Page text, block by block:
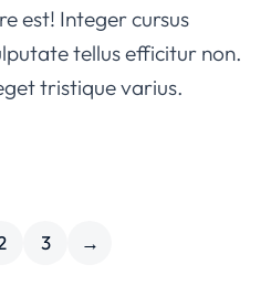
est! Integer cursus
tellus efficitur non.
tristique varius.
3 →